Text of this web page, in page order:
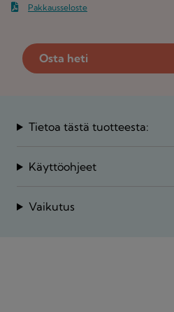
Pakkausseloste
Osta heti
Tietoa tästä tuotteesta:
Käyttöohjeet
Vaikutus